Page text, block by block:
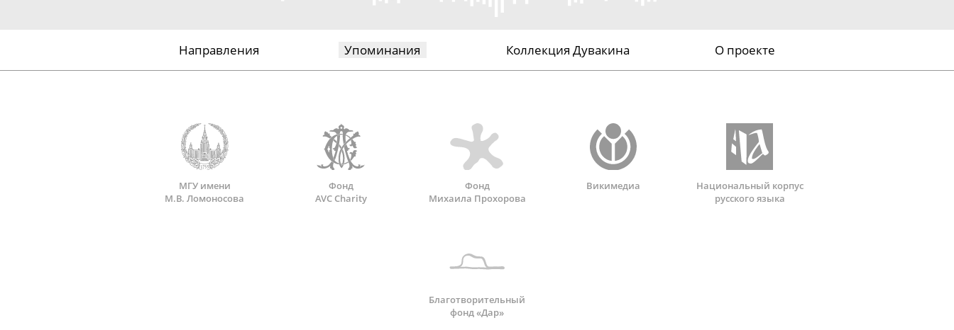
Направления Упоминания Коллекция Дувакина О проекте
МГУ имени
М.В. Ломоносова
Фонд
AVC Charity
Фонд
Михаила Прохорова
Викимедиа
Национальный корпус
русского языка
Благотворительный
фонд «Дар»